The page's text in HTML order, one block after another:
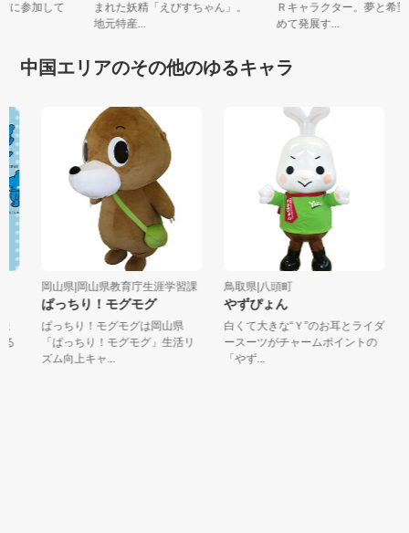
どに参加して
まれた妖精「えびすちゃん」。
地元特産...
Ｒキャラクター。夢と希
めて発展す...
中国エリアのその他のゆるキャラ
岡山県|岡山県教育庁生涯学習課
ぱっちり！モグモグ
ぱっちり！モグモグは岡山県
「ぱっちり！モグモグ」生活リ
ズム向上キャ...
鳥取県|八頭町
やずぴょん
白くて大きな“Ｙ”のお耳とライダ
ースーツがチャームポイントの
「やず...